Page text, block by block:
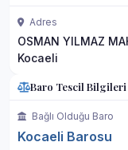
Adres
OSMAN YILMAZ
Kocaeli
Baro Tescil Bilgileri
Bağlı Olduğu Baro
Kocaeli Barosu